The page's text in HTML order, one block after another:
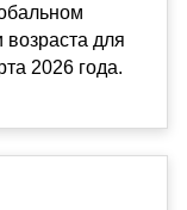
возраста для
2026 года.